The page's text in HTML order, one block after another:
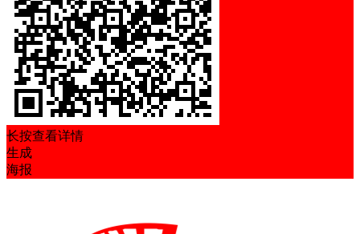
长按查看详情
生成
海报